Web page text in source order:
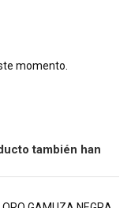
momento.
también han